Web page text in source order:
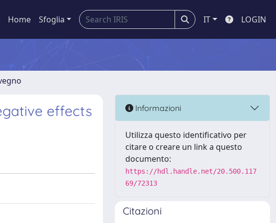
Home Sfoglia IT LOGIN
effects
Informazioni
Utilizza questo identificativo per
citare o creare un link a questo
documento:
https://hdl.handle.net/20.500.117
69/72313
Citazioni